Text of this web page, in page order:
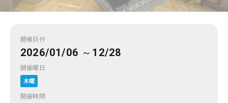
開催日付
2026/01/06 ～12/28
開催曜日
木曜
開催時間